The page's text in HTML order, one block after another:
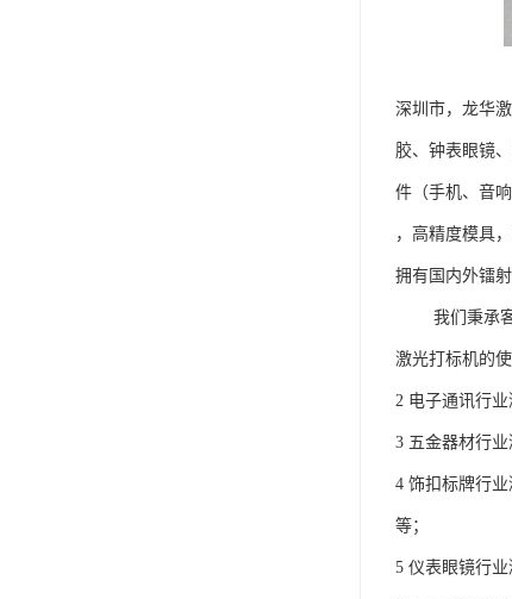
深圳市，龙华
胶、钟表眼镜
件（手机、音
，高精度模具
拥有国内外镭
我们秉承客
激光打标机的
2 电子通讯行
3 五金器材行
4 饰扣标牌行
等；
5 仪表眼镜行